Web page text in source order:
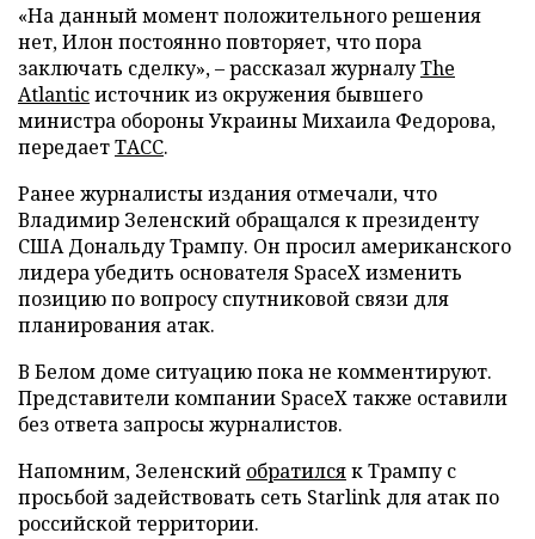
«На данный момент положительного решения
нет, Илон постоянно повторяет, что пора
заключать сделку», – рассказал журналуThe
Atlanticисточник из окружения бывшего
министра обороны Украины Михаила Федорова,
передаетТАСС.
Ранее журналисты издания отмечали, что
Владимир Зеленский обращался к президенту
США Дональду Трампу. Он просил американского
лидера убедить основателя SpaceX изменить
позицию по вопросу спутниковой связи для
планирования атак.
В Белом доме ситуацию пока не комментируют.
Представители компании SpaceX также оставили
без ответа запросы журналистов.
Напомним, Зеленский обратилсяк Трампу с
просьбой задействовать сеть Starlink для атак по
российской территории.